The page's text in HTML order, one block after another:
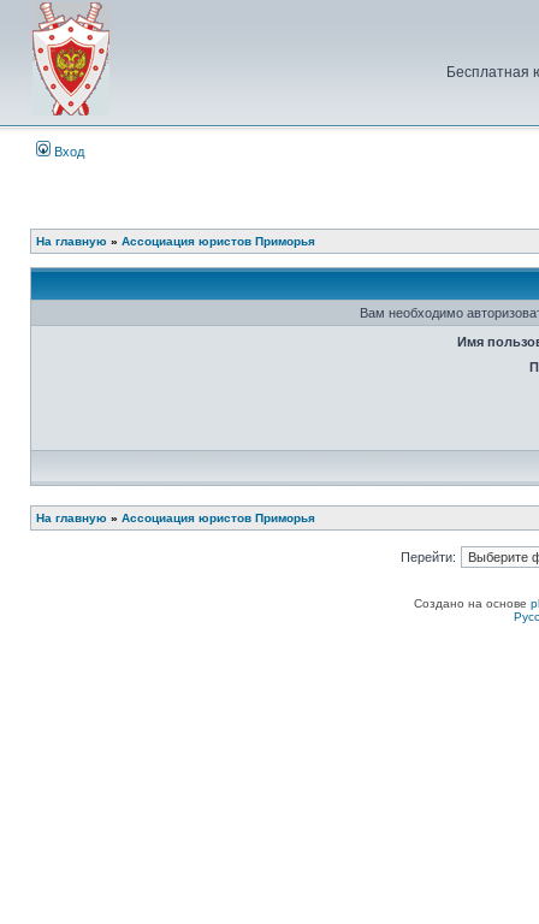
Бесплатная
Вход
На главную » Ассоциация юристов Приморья
Вам необходимо
Имя
На главную » Ассоциация юристов Приморья
Перейти:
Создано на основе